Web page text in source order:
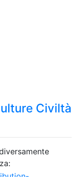
Civiltà